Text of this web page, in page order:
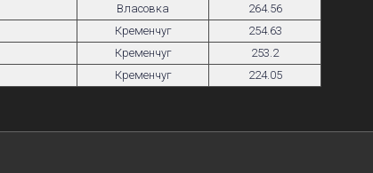
Власовка
264.56
Кременчуг
254.63
Кременчуг
253.2
Кременчуг 224.05